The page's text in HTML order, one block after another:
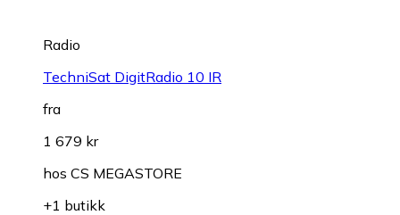
Radio
TechniSat DigitRadio 10 IR
fra
1 679 kr
hos CS MEGASTORE
+1 butikk